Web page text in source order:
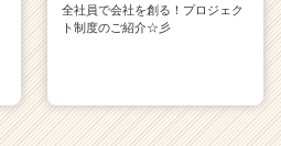
全社員で会社を創る！プロジェク
ト制度のご紹介☆彡